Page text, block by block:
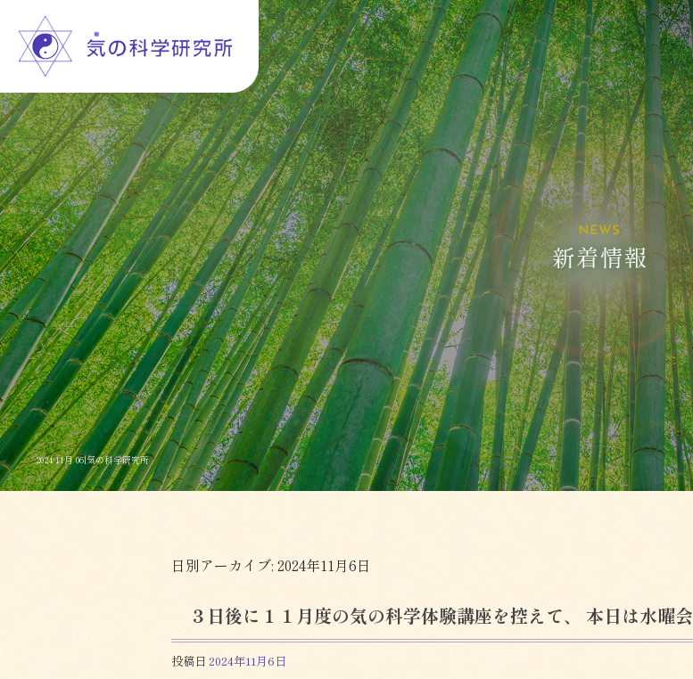
2024 11月 06|気の科学研究所
日別アーカイブ: 2024年11月6日
３日後に１１月度の気の科学体験講座を控えて、 本日は水曜会
投稿日 2024年11月6日